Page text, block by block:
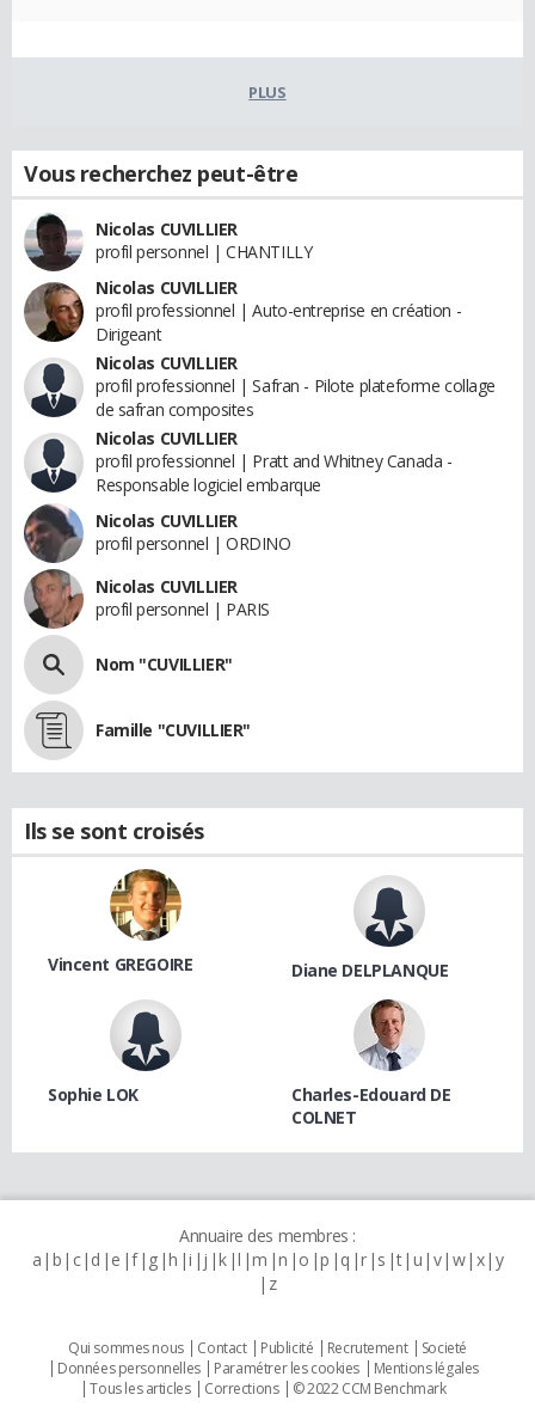
PLUS
Vous recherchez peut-être
Nicolas CUVILLIER
profil personnel | CHANTILLY
Nicolas CUVILLIER
profil professionnel | Auto-entreprise en création -
Dirigeant
Nicolas CUVILLIER
profil professionnel | Safran - Pilote plateforme collage
de safran composites
Nicolas CUVILLIER
profil professionnel | Pratt and Whitney Canada -
Responsable logiciel embarque
Nicolas CUVILLIER
profil personnel | ORDINO
Nicolas CUVILLIER
profil personnel | PARIS
Nom "CUVILLIER"
Famille "CUVILLIER"
Ils se sont croisés
Vincent GREGOIRE Diane DELPLANQUE
Sophie LOK
Charles-Edouard DE
COLNET
Annuaire des membres :
a b c d e f g h i j k l m n o p q r s t u v w x y
z
Qui sommes nous Contact Publicité Recrutement
Societé
Données personnelles
Paramétrer les cookies
Mentions légales
Tous les articles
Corrections © 2022 CCM Benchmark